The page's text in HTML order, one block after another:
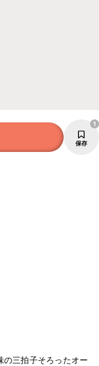
保存
1
三拍子そろったオー